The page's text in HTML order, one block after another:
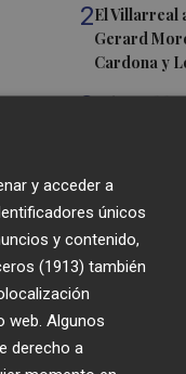
2El Villarreal
Gerard
Cardona y
3Más
Monferrer
San Javier
transporte
estrellas en
5 Estos son
en agosto:
una nueva
y acceder a
únicos
y contenido,
(1913) también
web. Algunos
derecho a